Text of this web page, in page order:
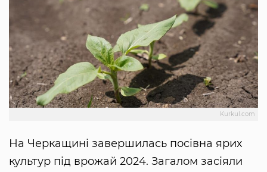
Kurkul.com
На Черкащині завершилась посівна ярих
культур під врожай 2024. Загалом засіяли